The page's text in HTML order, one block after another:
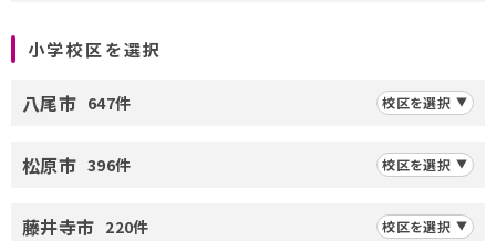
小学校区を選択
八尾市 647件 校区を選択
松原市 396件 校区を選択
藤井寺市 220件 校区を選択